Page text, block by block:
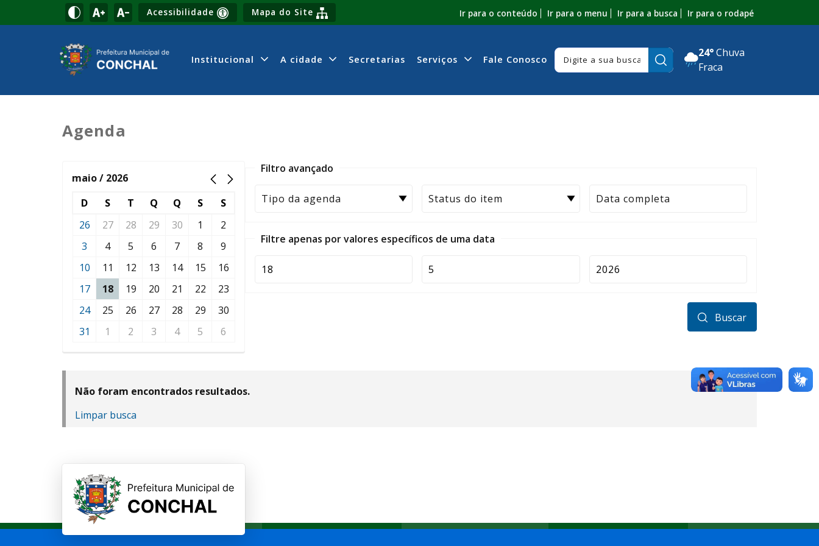
Acessibilidade Mapa do Site Ir para o conteúdo Ir para o menu Ir para a busca Ir para o rodapé
Institucional A cidade Secretarias Serviços Fale Conosco Pesquisar:
24° Chuva
Fraca
Agenda
maio / 2026
D
S T Q Q S
S
26
27 28 29 30 1
2
3
4 5 6 7 8
9
10
11 12 13 14 15
16
17
18 19 20 21 22
23
24
25 26 27 28 29
30
31
1 2 3 4 5 6
Filtro avançado
Filtre apenas por valores específicos de uma data
Buscar
Não foram encontrados resultados.
Limpar busca